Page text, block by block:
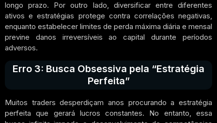
longo prazo. Por outro lado, diversificar entre diferentes
ativos e estratégias protege contra correlações negativas,
enquanto estabelecer limites de perda máxima diária e mensal
previne danos irreversíveis ao capital durante períodos
adversos.
Erro 3: Busca Obsessiva pela “Estratégia
Perfeita”
Muitos traders desperdiçam anos procurando a estratégia
perfeita que gerará lucros constantes. No entanto, essa